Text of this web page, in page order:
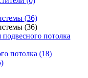
(36)
(36)
потолка
потолка (18)